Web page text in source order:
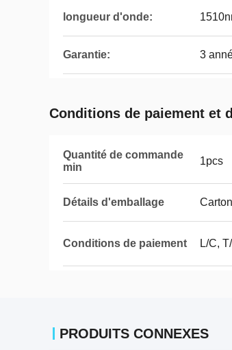
longueur d'onde:
Garantie: 3
Conditions de paiement et
Quantité de commande
min
1pcs
Détails d'emballage
Conditions de paiement L/C,
PRODUITS CONNEXES